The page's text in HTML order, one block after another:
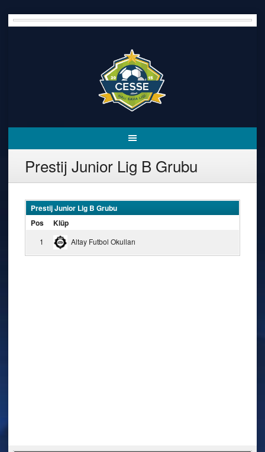
Skip
to
Prestij Junior Lig B Grubu
Prestij Junior Lig B Grubu
Pos
Klüp
1 Altay Futbol Okulları